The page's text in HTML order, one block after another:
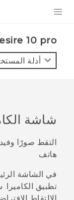
VIVE
VIVERSE
البرامج + التطبيقات
الدعم
أجهزة HTC والملحقات
10 pro‎
أدلة
شاشة
التقط صورًا
هاتف
في الشاشة
تطبيق
الكاميرا .